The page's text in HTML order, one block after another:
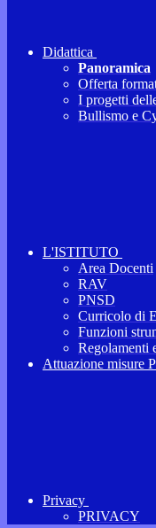
Didattica
Panoramica
Offerta
I progetti
Bullismo e
L'ISTITUTO
Area Docenti
RAV
PNSD
Curricolo di
Funzioni
Regolamenti
Attuazione misure
Privacy
PRIVACY